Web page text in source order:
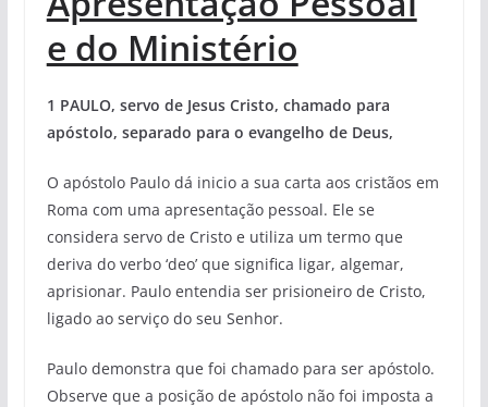
e do Ministério
1 PAULO, servo de Jesus Cristo, chamado para
apóstolo, separado para o evangelho de Deus,
O apóstolo Paulo dá inicio a sua carta aos cristãos em
Roma com uma apresentação pessoal. Ele se
considera servo de Cristo e utiliza um termo que
deriva do verbo ‘deo’ que significa ligar, algemar,
aprisionar. Paulo entendia ser prisioneiro de Cristo,
ligado ao serviço do seu Senhor.
Paulo demonstra que foi chamado para ser apóstolo.
Observe que a posição de apóstolo não foi imposta a